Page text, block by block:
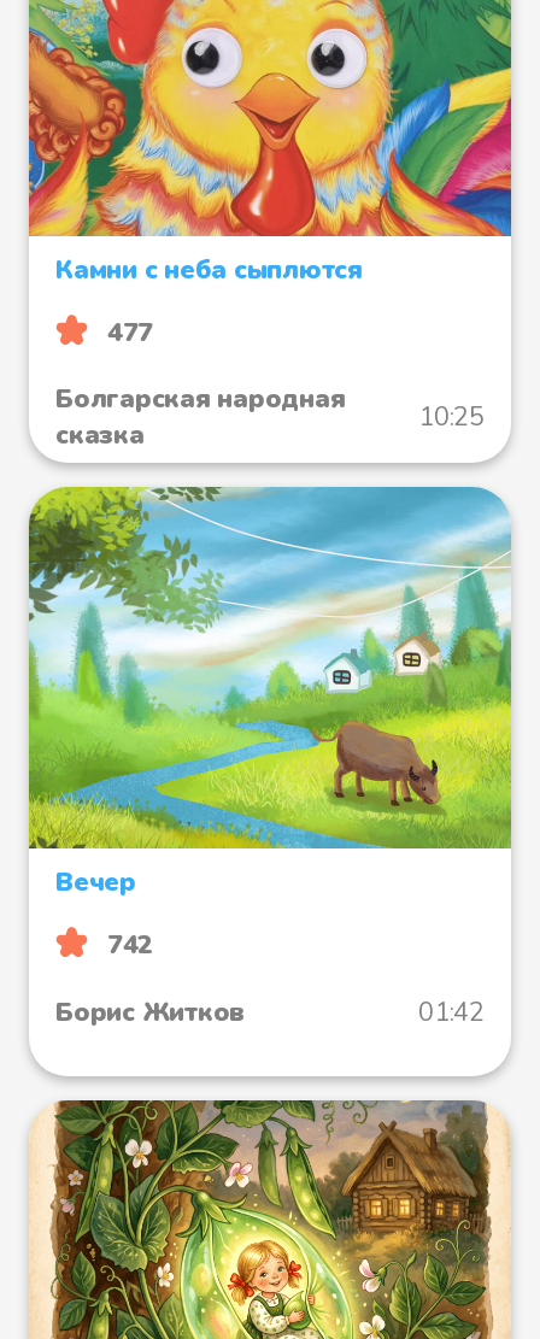
Камни с неба сыплются
477
Болгарская народная
сказка
10:25
Вечер
742
Борис Житков
01:42